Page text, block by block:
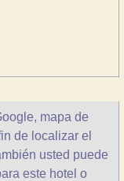
mapa de
de localizar el
usted puede
este hotel o